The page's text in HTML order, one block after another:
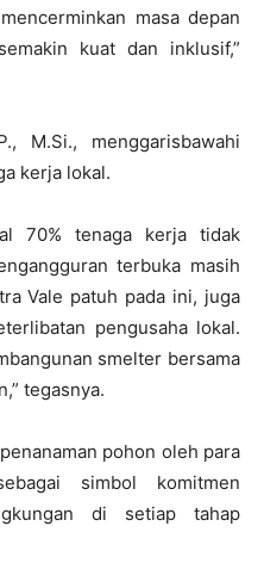
masa depan
kuat dan inklusif,”
M.Si., menggarisbawahi
kerja lokal.
70% tenaga kerja tidak
terbuka masih
Vale patuh pada ini, juga
pengusaha lokal.
smelter bersama
tegasnya.
pohon oleh para
simbol komitmen
di setiap tahap